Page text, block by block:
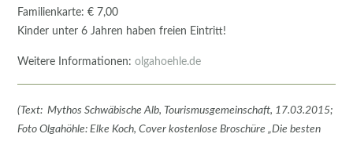
Familienkarte: € 7,00
Kinder unter 6 Jahren haben freien Eintritt!
Weitere Informationen: olgahoehle.de
(Text: Mythos Schwäbische Alb, Tourismusgemeinschaft, 17.03.2015;
Foto Olgahöhle: Elke Koch, Cover kostenlose Broschüre „Die besten